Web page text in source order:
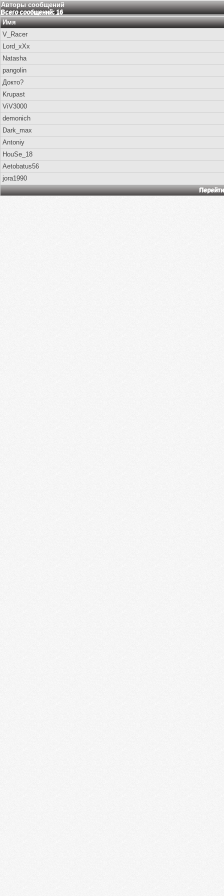
Авторы сообщений
Всего сообщений: 16
Имя
V_Racer
Lord_xXx
Natasha
pangolin
Докто?
Krupast
ViV3000
demonich
Dark_max
Antoniy
HouSe_18
Aetobatus56
jora1990